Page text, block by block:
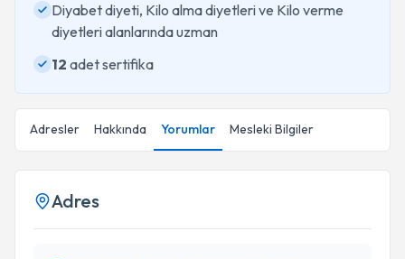
Diyabet diyeti, Kilo alma diyetleri ve Kilo verme
diyetleri alanlarında uzman
12 adet sertifika
Adresler Hakkında Yorumlar Mesleki Bilgiler
Adres